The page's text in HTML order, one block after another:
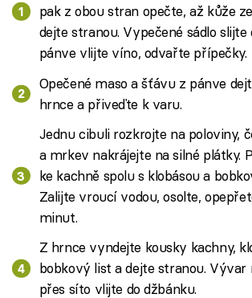
pak z obou stran opečte, až kůže
dejte stranou. Vypečené sádlo slijte
pánve vlijte víno, odvařte přípečky.
Opečené maso a šťávu z pánve
hrnce a přiveďte k varu.
Jednu cibuli rozkrojte na poloviny,
a mrkev nakrájejte na silné plátky.
ke kachně spolu s klobásou a
Zalijte vroucí vodou, osolte,
minut.
Z hrnce vyndejte kousky kachny,
bobkový list a dejte stranou.
přes síto vlijte do džbánku.